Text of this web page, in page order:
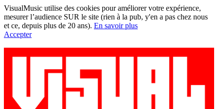
VisualMusic utilise des cookies pour améliorer votre expérience,
mesurer l’audience SUR le site (rien à la pub, y'en a pas chez nous
et ce, depuis plus de 20 ans). En savoir plus
Accepter